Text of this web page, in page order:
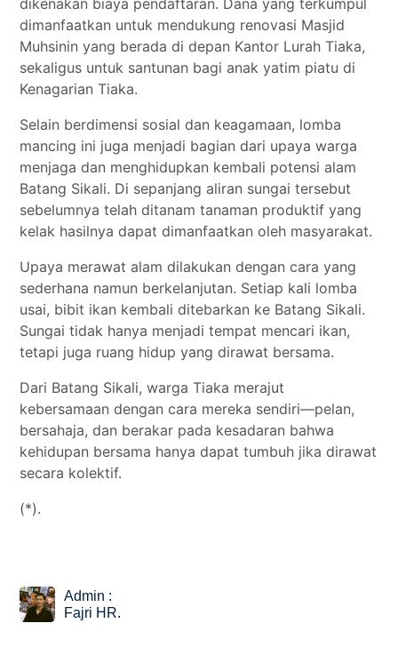
dimanfaatkan untuk mendukung renovasi Masjid
Muhsinin yang berada di depan Kantor Lurah Tiaka,
sekaligus untuk santunan bagi anak yatim piatu di
Kenagarian Tiaka.
Selain berdimensi sosial dan keagamaan, lomba
mancing ini juga menjadi bagian dari upaya warga
menjaga dan menghidupkan kembali potensi alam
Batang Sikali. Di sepanjang aliran sungai tersebut
sebelumnya telah ditanam tanaman produktif yang
kelak hasilnya dapat dimanfaatkan oleh masyarakat.
Upaya merawat alam dilakukan dengan cara yang
sederhana namun berkelanjutan. Setiap kali lomba
usai, bibit ikan kembali ditebarkan ke Batang Sikali.
Sungai tidak hanya menjadi tempat mencari ikan,
tetapi juga ruang hidup yang dirawat bersama.
Dari Batang Sikali, warga Tiaka merajut
kebersamaan dengan cara mereka sendiri—pelan,
bersahaja, dan berakar pada kesadaran bahwa
kehidupan bersama hanya dapat tumbuh jika dirawat
secara kolektif.
(*).
Admin :
Fajri HR.